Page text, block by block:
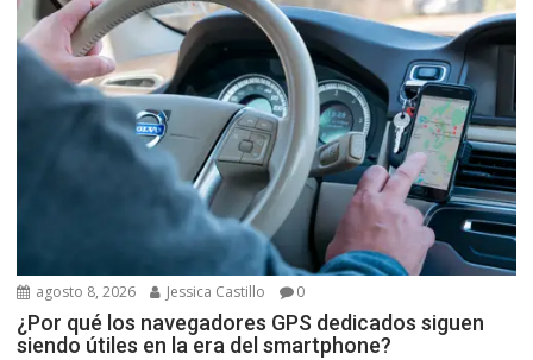
agosto 8, 2026 Jessica Castillo 0
¿Por qué los navegadores GPS dedicados siguen
siendo útiles en la era del smartphone?